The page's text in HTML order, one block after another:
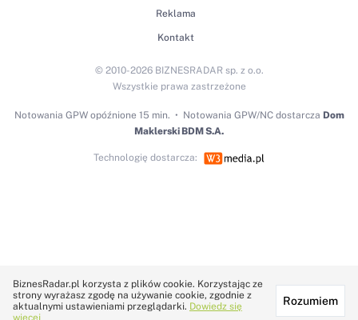
Reklama
Kontakt
Notowania GPWopóźnione 15 min. Notowania GPW/NC dostarcza Dom
Maklerski BDM S.A.
© 2010-2026 BIZNESRADAR sp. z o.o.
Wszystkie prawa zastrzeżone
Technologię dostarcza:
BiznesRadar.pl korzysta z plików cookie. Korzystając ze
strony wyrażasz zgodę na używanie cookie, zgodnie z
aktualnymi ustawieniami przeglądarki. Dowiedz się
więcej
Rozumiem